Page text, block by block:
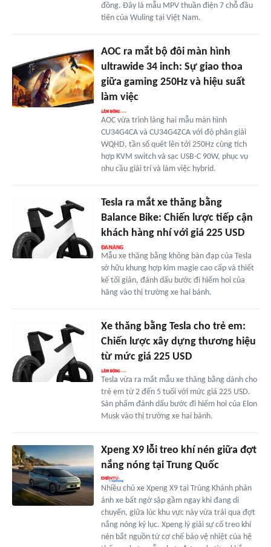
đồng. Đây là mẫu MPV thuần điện 7 chỗ đầu
tiên của Wuling tại Việt Nam.
AOC ra mắt bộ đôi màn hình
ultrawide 34 inch: Sự giao thoa
giữa gaming 250Hz và hiệu suất
làm việc
AOC vừa trình làng hai mẫu màn hình
CU34G4CA và CU34G4ZCA với độ phân giải
WQHD, tần số quét lên tới 250Hz cùng tích
hợp KVM switch và sạc USB-C 90W, phục vụ
nhu cầu giải trí và làm việc hybrid.
Tesla ra mắt xe thăng bằng
Balance Bike: Chiến lược tiếp cận
khách hàng nhí với giá 225 USD
Mẫu xe thăng bằng không bàn đạp của Tesla
sở hữu khung hợp kim magie cao cấp và thiết
kế tối giản, đánh dấu bước đi hiếm hoi của
hãng vào thị trường xe hai bánh.
Xe thăng bằng Tesla cho trẻ em:
Chiến lược xây dựng thương hiệu
từ mức giá 225 USD
Tesla vừa ra mắt mẫu xe thăng bằng dành cho
trẻ em từ 2 đến 5 tuổi với mức giá 225 USD.
Sản phẩm đánh dấu bước đi hiếm hoi của Elon
Musk vào thị trường xe hai bánh.
Xpeng X9 lỗi treo khí nén giữa đợt
nắng nóng tại Trung Quốc
Nhiều chủ xe Xpeng X9 tại Trùng Khánh phản
ánh xe bất ngờ sập gầm ngay khi đang di
chuyển, giữa lúc khu vực này vừa trải qua đợt
nắng nóng kỷ lục. Xpeng lý giải sự cố treo khí
nén bắt nguồn từ cơ chế bảo vệ nhiệt của hệ